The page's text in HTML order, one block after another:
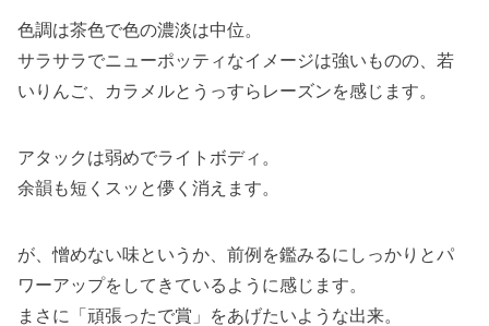
色調は茶色で色の濃淡は中位。
サラサラでニューポッティなイメージは強いものの、若
いりんご、カラメルとうっすらレーズンを感じます。
アタックは弱めでライトボディ。
余韻も短くスッと儚く消えます。
が、憎めない味というか、前例を鑑みるにしっかりとパ
ワーアップをしてきているように感じます。
まさに「頑張ったで賞」をあげたいような出来。